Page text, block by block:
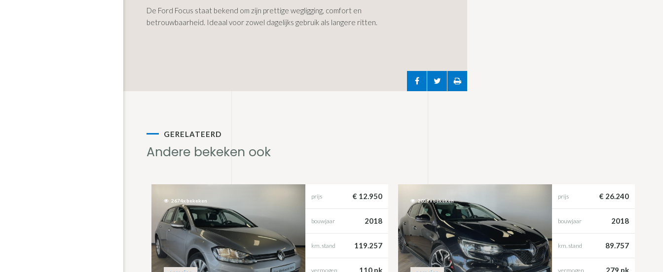
De Ford Focus staat bekend om zijn prettige wegligging, comfort en
betrouwbaarheid. Ideaal voor zowel dagelijks gebruik als langere ritten.
GERELATEERD
Andere bekeken ook
2674x bekeken
prijs € 12.950
bouwjaar 2018
km. stand 119.257
vermogen 110 pk
2057x bekeken
prijs € 26.240
bouwjaar 2018
km. stand 89.757
vermogen 279 pk